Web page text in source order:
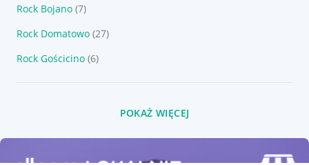
Rock Bojano (7)
Rock Domatowo (27)
Rock Gościcino (6)
POKAŻ WIĘCEJ